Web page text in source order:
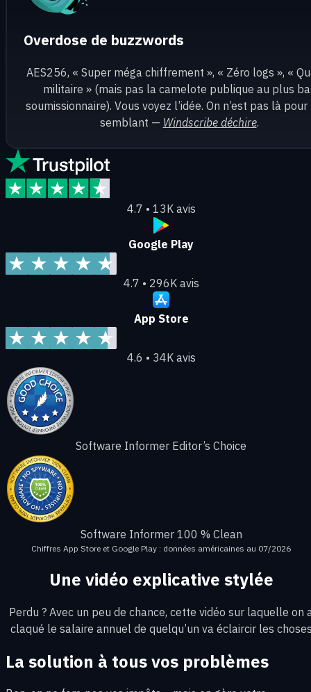
Overdose de buzzwords
AES256, « Super méga chiffrement », « Zéro logs », «
militaire » (mais pas la camelote publique au plus
soumissionnaire). Vous voyez l’idée. On n’est pas là
semblant — Windscribe déchire.
4.7 • 13K avis
Google Play
4.7 • 296K avis
App Store
4.6 • 34K avis
Software Informer Editor’s Choice
Software Informer 100 % Clean
Chiffres App Store et Google Play : données américaines au 07/2026
Une vidéo explicative stylée
Perdu ? Avec un peu de chance, cette vidéo sur laquelle on
claqué le salaire annuel de quelqu’un va éclaircir les
La solution à tous vos problèmes